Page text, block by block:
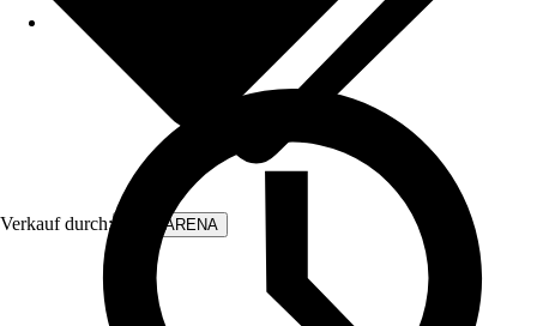
Verkauf durch: WALLARENA